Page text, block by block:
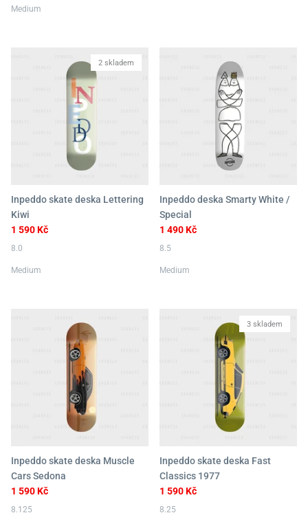
Medium
2 skladem
Inpeddo skate deska Lettering
Kiwi
1 590 Kč
8.0
Medium
Inpeddo deska Smarty White /
Special
1 490 Kč
8.5
Medium
Inpeddo skate deska Muscle
Cars Sedona
1 590 Kč
8.125
3 skladem
Inpeddo skate deska Fast
Classics 1977
1 590 Kč
8.25